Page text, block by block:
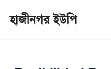
হাজীনগর ইউপি
navigation